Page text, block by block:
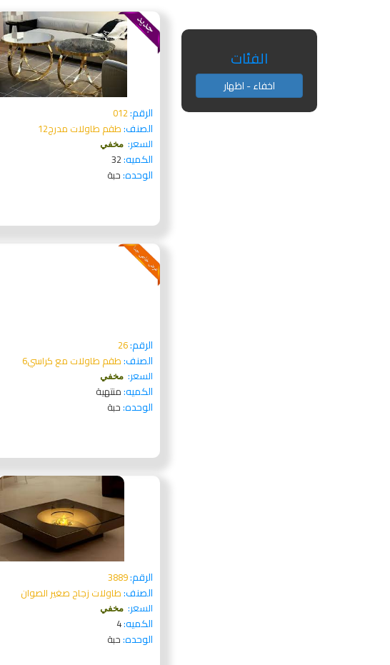
الفئات
اخفاء - اظهار
الرقم:012
الصنف:طقم طاولات مدرج12
السعر: مخفي
الكميه:32
الوحده:حبة
الرقم:26
الصنف:طقم طاولات مع كراسي6
السعر: مخفي
الكميه:منتهية
الوحده:حبة
الرقم:3889
الصنف:طاولات زجاح صغير الصوان
السعر: مخفي
الكميه:4
الوحده:حبة